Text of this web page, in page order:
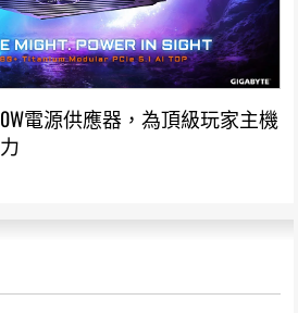
電源供應器，為頂級玩家主機